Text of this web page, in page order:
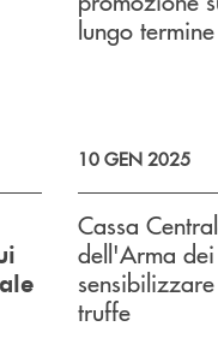
lungo
10 GEN 2025
Cassa
dell'Arma
truffe